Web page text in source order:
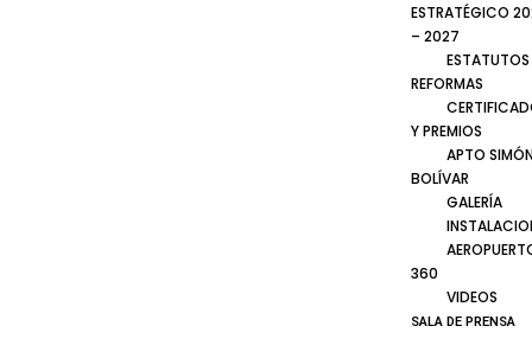
ESTRATÉGICO
– 2027
ESTATUTOS
REFORMAS
Y PREMIOS
APTO
BOLÍVAR
GALERÍA
360
VIDEOS
SALA DE PRENSA